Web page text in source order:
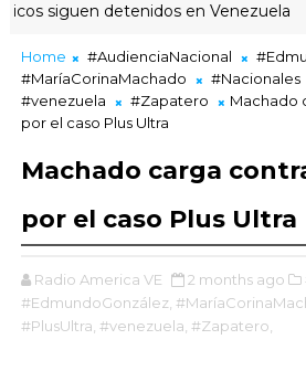
siguen detenidos en Venezuela
Home #AudienciaNacional
#MaríaCorinaMachado
#Nacionales
#venezuela
#Zapatero
Machado
por el caso Plus Ultra
Machado carga
por el caso Plus Ultra
Radio America VE 2 months ago
#EdmundoGonzález,
#PlusUltra, #venezuela, #Zapatero,